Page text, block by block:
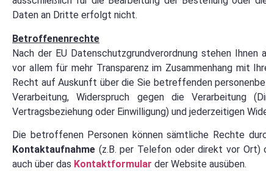
Daten an Dritte erfolgt nicht.
Betroffenenrechte
Nach der EU Datenschutzgrundverordnung stehen
vor allem für mehr Transparenz im Zusammenhang mit
Recht auf Auskunft über die Sie betreffenden
Verarbeitung, Widerspruch gegen die Verarbeitung
Vertragsbeziehung oder Einwilligung) und jederzeitigen
Die betroffenen Personen können sämtliche Rechte
Kontaktaufnahme (z.B. per Telefon oder direkt vor Ort)
auch über das Kontaktformular der Website ausüben.